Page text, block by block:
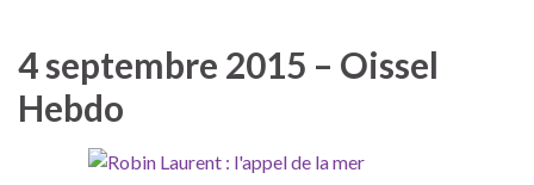
4 septembre 2015 – Oissel
Hebdo